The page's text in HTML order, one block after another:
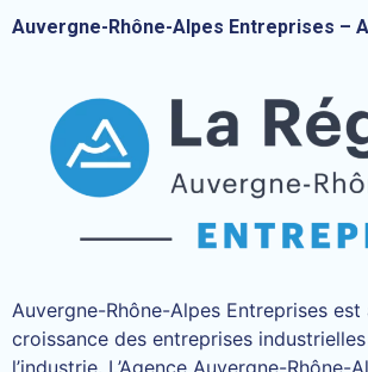
Auvergne-Rhône-Alpes Entreprises –
Auvergne-Rhône-Alpes Entreprises
croissance des entreprises